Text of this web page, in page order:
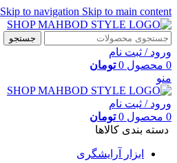
Skip to navigation Skip to main content
جستجو
ورود / ثبت نام
0 محصول 0 تومان
منو
ورود / ثبت نام
0 محصول 0 تومان
دسته بندی کالاها
ابزار آرایشگری